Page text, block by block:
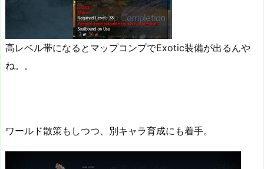
高レベル帯になるとマップコンプでExotic装備が出るんや
ね。。
ワールド散策もしつつ、別キャラ育成にも着手。